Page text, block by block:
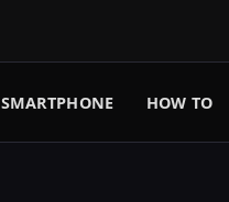
SMARTPHONE HOW TO